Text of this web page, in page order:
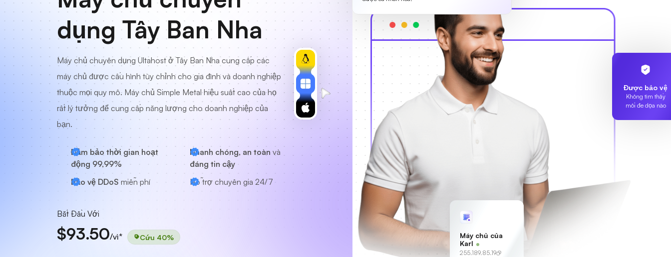
dụng Tây Ban Nha
Máy chủ chuyên dụng Ultahost ở Tây Ban Nha cung cấp các
máy chủ được cấu hình tùy chỉnh cho gia đình và doanh nghiệp
thuộc mọi quy mô. Máy chủ Simple Metal hiệu suất cao của họ
rất lý tưởng để cung cấp năng lượng cho doanh nghiệp của
bạn.
Đảm bảo thời gian hoạt
động 99,99%
Nhanh chóng, an toàn và
đáng tin cậy
Bảo vệ DDoS miễn phí Hỗ trợ chuyên gia 24/7
Bắt Đầu Với
$93.50/vì* Cứu 40%
Được bảo vệ
Không tìm thấy
mối đe dọa nào
Máy chủ của
Karl
255.189.85.19